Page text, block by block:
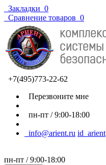
Закладки 0
Сравнение товаров 0
+7(495)773-22-62
Перезвоните мне
пн-пт / 9:00-18:00
info@arient.ru id_arient
пн-пт / 9:00-18:00